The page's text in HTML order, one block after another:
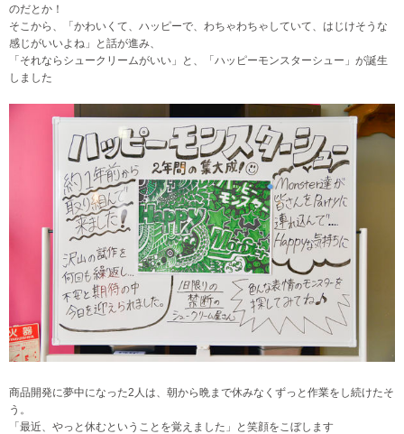
のだとか！
そこから、「かわいくて、ハッピーで、わちゃわちゃしていて、はじけそうな
感じがいいよね」と話が進み、
「それならシュークリームがいい」と、「ハッピーモンスターシュー」が誕生
しました
商品開発に夢中になった2人は、朝から晩まで休みなくずっと作業をし続けたそ
う。
「最近、やっと休むということを覚えました」と笑顔をこぼします